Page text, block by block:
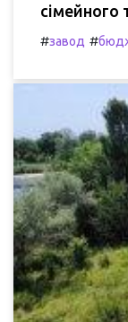
сімейного
#завод #